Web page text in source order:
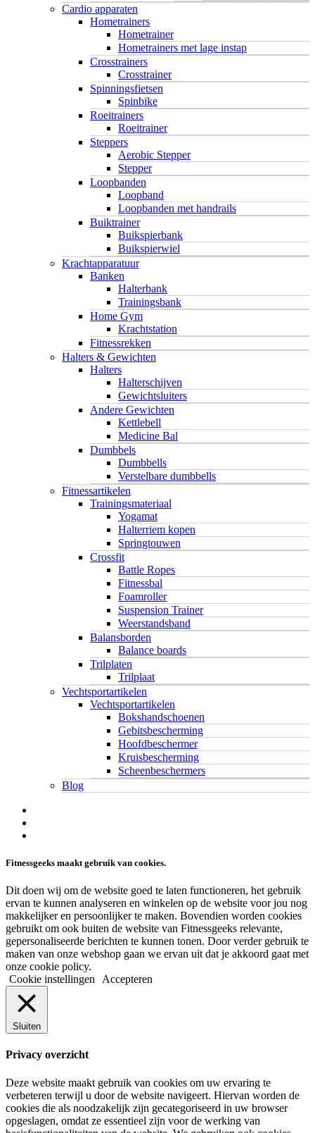
Cardio apparaten
Hometrainers
Hometrainer
Hometrainers met lage instap
Crosstrainers
Crosstrainer
Spinningsfietsen
Spinbike
Roeitrainers
Roeitrainer
Steppers
Aerobic Stepper
Stepper
Loopbanden
Loopband
Loopbanden met handrails
Buiktrainer
Buikspierbank
Buikspierwiel
Krachtapparatuur
Banken
Halterbank
Trainingsbank
Home Gym
Krachtstation
Fitnessrekken
Halters & Gewichten
Halters
Halterschijven
Gewichtsluiters
Andere Gewichten
Kettlebell
Medicine Bal
Dumbbels
Dumbbells
Verstelbare dumbbells
Fitnessartikelen
Trainingsmateriaal
Yogamat
Halterriem kopen
Springtouwen
Crossfit
Battle Ropes
Fitnessbal
Foamroller
Suspension Trainer
Weerstandsband
Balansborden
Balance boards
Trilplaten
Trilplaat
Vechtsportartikelen
Vechtsportartikelen
Bokshandschoenen
Gebitsbescherming
Hoofdbeschermer
Kruisbescherming
Scheenbeschermers
Blog
Fitnessgeeks maakt gebruik van cookies.
Dit doen wij om de website goed te laten functioneren, het gebruik
ervan te kunnen analyseren en winkelen op de website voor jou nog
makkelijker en persoonlijker te maken. Bovendien worden cookies
gebruikt om ook buiten de website van Fitnessgeeks relevante,
gepersonaliseerde berichten te kunnen tonen. Door verder gebruik te
maken van onze webshop gaan we ervan uit dat je akkoord gaat met
onze cookie policy.
Cookie instellingen
Accepteren
Sluiten
Privacy overzicht
Deze website maakt gebruik van cookies om uw ervaring te
verbeteren terwijl u door de website navigeert. Hiervan worden de
cookies die als noodzakelijk zijn gecategoriseerd in uw browser
opgeslagen, omdat ze essentieel zijn voor de werking van